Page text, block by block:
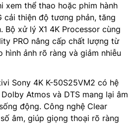
xem thể thao hoặc phim hành
cải thiện độ tương phản, tăng
Bộ xử lý X1 4K Processor cùng
PRO nâng cấp chất lượng từ
hình ảnh rõ ràng và giảm nhiễu
Sony 4K K-50S25VM2 có hệ
Atmos và DTS mang lại âm
động. Công nghệ Clear
âm, giúp giọng thoại rõ ràng